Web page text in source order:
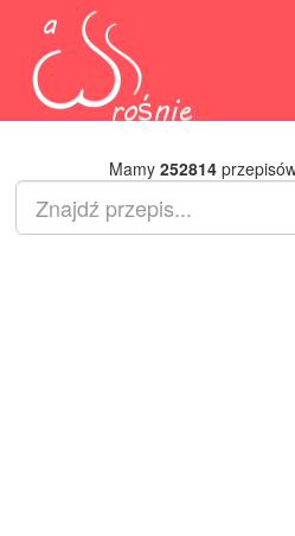
Mamy 252814